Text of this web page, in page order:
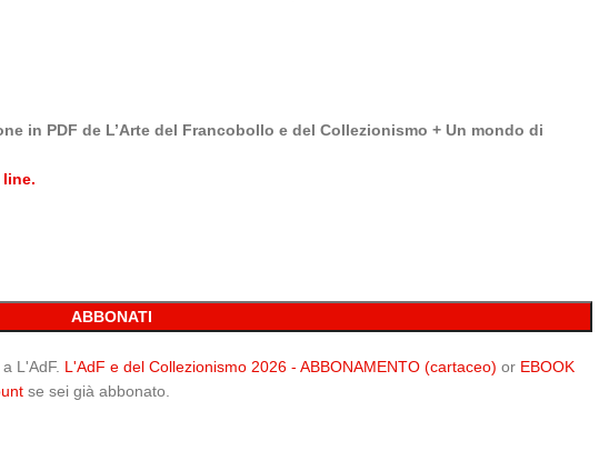
in PDF de L’Arte del Francobollo e del Collezionismo + Un mondo di
ABBONATI
L'AdF. L'AdF e del Collezionismo 2026 - ABBONAMENTO (cartaceo) or EBOOK
se sei già abbonato.